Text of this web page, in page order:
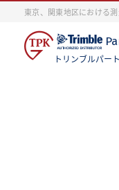
東京、関東地区における
トリンブルパー